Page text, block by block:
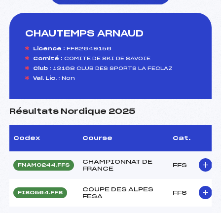
CHAUTEMPS ARNAUD
Licence : FFS2649156
Comité : COMITE DE SKI DE SAVOIE
Club : 13168 CLUB DES SPORTS LA FECLAZ
Val. Lic. : Non
Résultats Nordique 2025
Codex Course Cat.
FNAM0244.FFS
CHAMPIONNAT DE
FRANCE
FFS
FIS0564.FFS
COUPE DES ALPES
FESA
FFS